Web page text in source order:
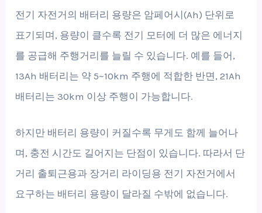
전기 자전거의 배터리 용량은 암페어시(Ah) 단위로
표기되며, 용량이 클수록 전기 모터에 더 많은 에너지
를 공급해 주행거리를 늘릴 수 있습니다. 예를 들어,
13Ah 배터리는 약 5~10km 주행에 적합한 반면, 21Ah
배터리는 30km 이상 주행이 가능합니다.
하지만 배터리 용량이 커질수록 무게도 함께 늘어나
며, 충전 시간도 길어지는 단점이 있습니다. 따라서 단
거리 출퇴근용과 장거리 라이딩용 전기 자전거에서
요구하는 배터리 용량이 달라질 수밖에 없습니다.